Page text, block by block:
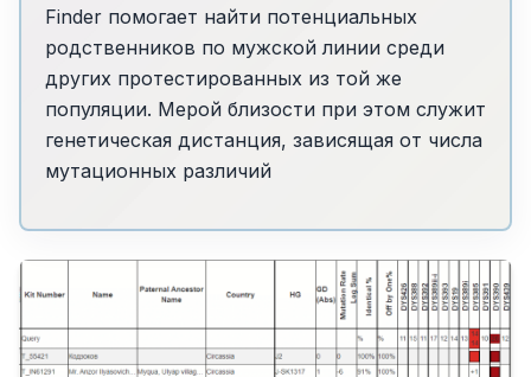
Finder помогает найти потенциальных
родственников по мужской линии среди
других протестированных из той же
популяции. Мерой близости при этом служит
генетическая дистанция, зависящая от числа
мутационных различий